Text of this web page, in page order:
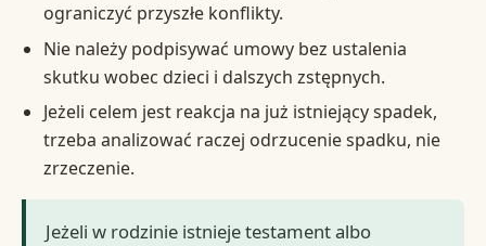
ograniczyć przyszłe konflikty.
Nie należy podpisywać umowy bez ustalenia
skutku wobec dzieci i dalszych zstępnych.
Jeżeli celem jest reakcja na już istniejący spadek,
trzeba analizować raczej odrzucenie spadku, nie
zrzeczenie.
Jeżeli w rodzinie istnieje testament albo